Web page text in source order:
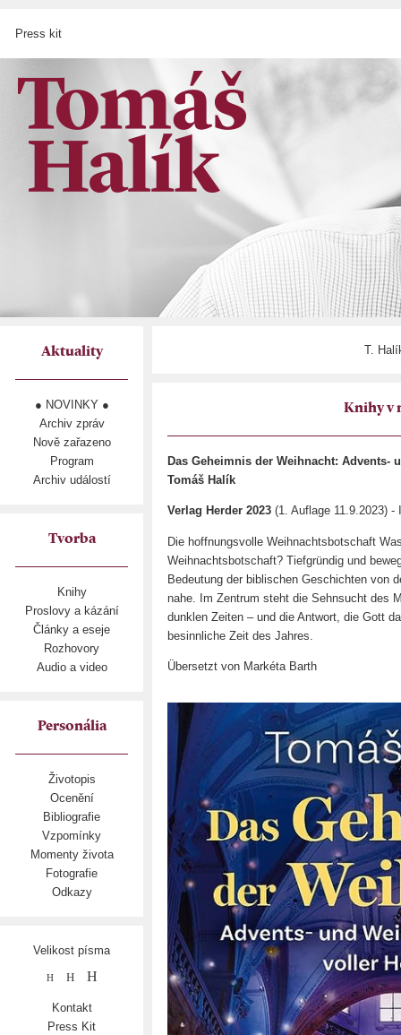
Press kit
Aktuality
● NOVINKY ●
Archiv zpráv
Nově zařazeno
Program
Archiv událostí
Tvorba
Knihy
Proslovy a kázání
Články a eseje
Rozhovory
Audio a video
Personália
Životopis
Ocenění
Bibliografie
Vzpomínky
Momenty života
Fotografie
Odkazy
Velikost písma
H H H
Kontakt
Press Kit
T.
Knihy v
Das Geheimnis der Weihnacht:
Tomáš Halík
Verlag Herder 2023 (1. Auflage 11.9.2023) -
Die hoffnungsvolle Weihnachtsbotschaft
Weihnachtsbotschaft? Tiefgründig und
Bedeutung der biblischen Geschichten von
nahe. Im Zentrum steht die Sehnsucht des
dunklen Zeiten – und die Antwort, die Gott
besinnliche Zeit des Jahres.
Übersetzt von Markéta Barth